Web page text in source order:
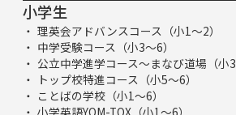
小学生
理英会アドバンスコース（小1～2）
中学受験コース（小3～6）
公立中学進学コース～まなび道場（小3
トップ校特進コース（小5～6）
ことばの学校（小1～6）